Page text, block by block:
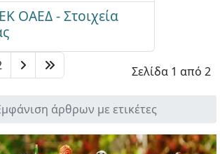
ΟΑΕΔ - Στοιχεία
Σελίδα 1 από 2
άρθρων με ετικέτες